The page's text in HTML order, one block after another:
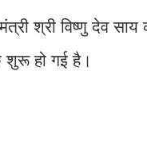
श्री विष्णु देव
हो गई है।